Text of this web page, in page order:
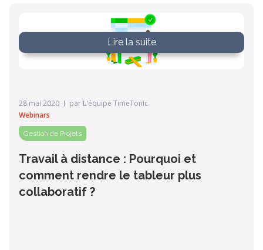
28 mai 2020 par L'équipe TimeTonic
Webinars
Gestion de Projets
Travail à distance : Pourquoi et
comment rendre le tableur plus
collaboratif ?
Lire la suite